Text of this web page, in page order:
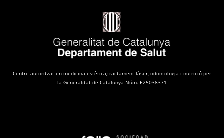
Centre autoritzat en medicina estètica,tractament làser, odontologia i nutrició per
la Generalitat de Catalunya Núm. E25038371